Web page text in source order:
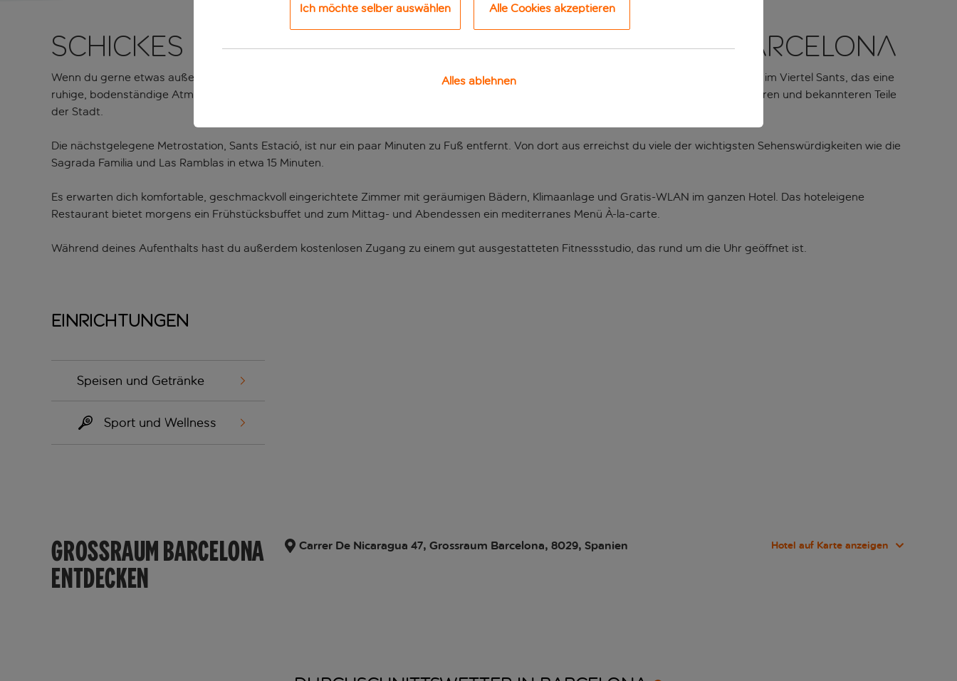
Schickes Hotel in einem ruhigen Viertel von Barcelona
Wenn du gerne etwas außerhalb des Zentrums wohnst, ist das Acta City 47 eine gute Option für eine Städtereise nach Barcelona. Es liegt im Viertel Sants, das eine
ruhige, bodenständige Atmosphäre ausstrahlt und dir einen ganz anderen Einblick in das alltägliche Leben Barcelonas gibt als die belebteren und bekannteren Teile
der Stadt.
Die nächstgelegene Metrostation, Sants Estació, ist nur ein paar Minuten zu Fuß entfernt. Von dort aus erreichst du viele der wichtigsten Sehenswürdigkeiten wie die
Sagrada Familia und Las Ramblas in etwa 15 Minuten.
Es erwarten dich komfortable, geschmackvoll eingerichtete Zimmer mit geräumigen Bädern, Klimaanlage und Gratis-WLAN im ganzen Hotel. Das hoteleigene
Restaurant bietet morgens ein Frühstücksbuffet und zum Mittag- und Abendessen ein mediterranes Menü À-la-carte.
Während deines Aufenthalts hast du außerdem kostenlosen Zugang zu einem gut ausgestatteten Fitnessstudio, das rund um die Uhr geöffnet ist.
Einrichtungen
Speisen und Getränke
Sport und Wellness
GROSSRAUM BARCELONA
ENTDECKEN
Carrer De Nicaragua 47, Grossraum Barcelona, 8029, Spanien Hotel auf Karte anzeigen
Ich möchte selber auswählen Alle Cookies akzeptieren
Alles ablehnen